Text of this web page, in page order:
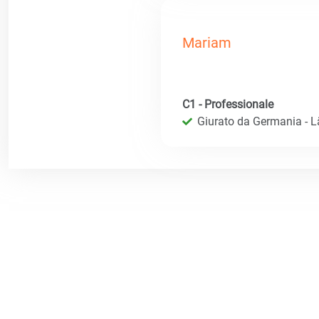
Mariam
C1 - Professionale
Giurato da Germania -